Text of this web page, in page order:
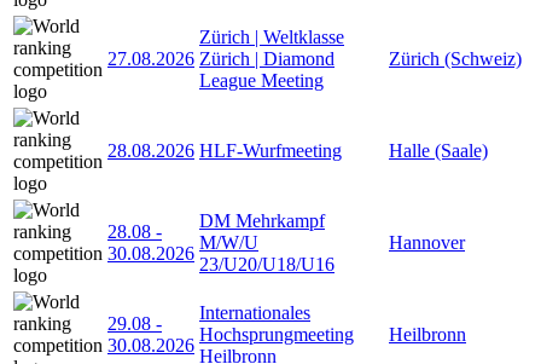
27.08.2026
Zürich | Weltklasse
Zürich | Diamond
League Meeting
Zürich (Schweiz)
28.08.2026 HLF-Wurfmeeting Halle (Saale)
28.08 -
30.08.2026
DM Mehrkampf
M/W/U
23/U20/U18/U16
Hannover
29.08 -
30.08.2026
Internationales
Hochsprungmeeting
Heilbronn
Heilbronn